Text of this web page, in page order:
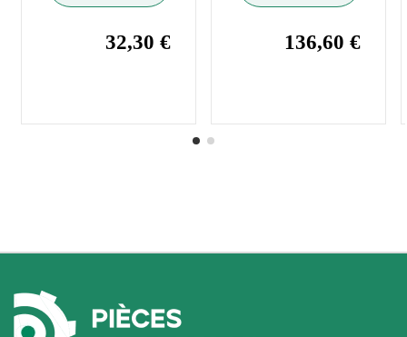
32,30 € 136,60 €